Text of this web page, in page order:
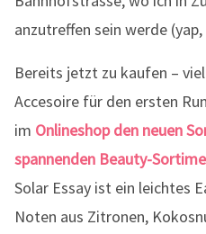
anzutreffen sein werde
Bereits jetzt zu kaufen –
Accesoire für den ersten
im Onlineshop den neuen
spannenden Beauty-
Solar Essay ist ein leichtes
Noten aus Zitronen,